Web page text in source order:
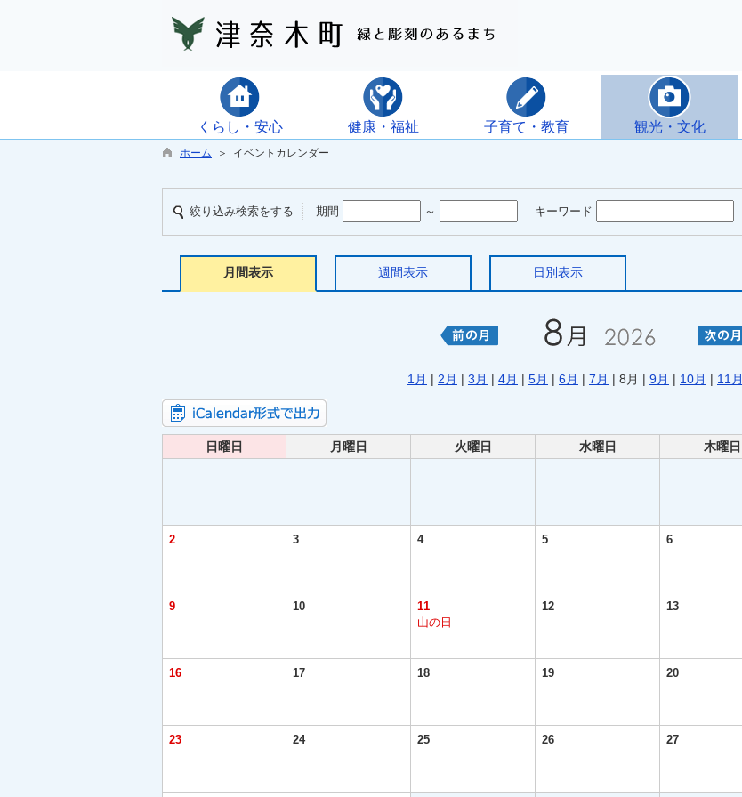
くらし・安心 健康・福祉 子育て・教育 観光・文化
ホーム ＞ イベントカレンダー
絞り込み検索をする 期間 ～ キーワード
月間表示 週間表示 日別表示
1月 | 2月 | 3月 | 4月 | 5月 | 6月 | 7月 | 8月 | 9月 | 10月 | 11月
日曜日 月曜日 火曜日 水曜日 木曜日
2 3 4 5 6
9 10
11
山の日
12 13
16 17 18 19 20
23 24 25 26 27